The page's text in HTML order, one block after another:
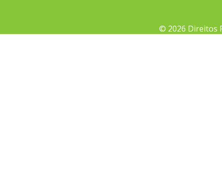
© 2026 Direitos